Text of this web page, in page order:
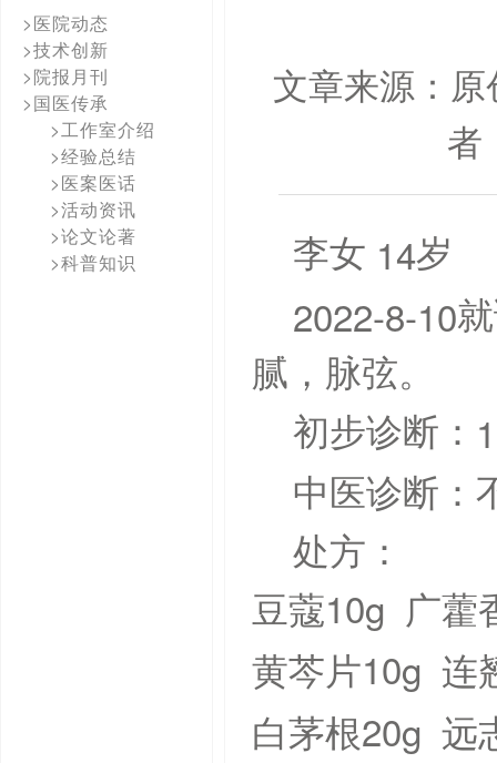
>医院动态
>技术创新
>院报月刊
>国医传承
>工作室介绍
>经验总结
>医案医话
>活动资讯
>论文论著
>科普知识
文章来源：原
者
李女 14岁
2022-8-10
腻，脉弦。
初步诊断：
中医诊断：
处方：
豆蔻10g
广藿
黄芩片10g 连
白茅根20g 远